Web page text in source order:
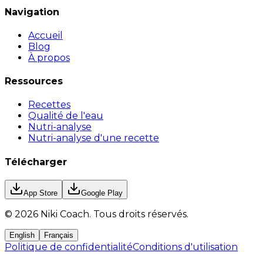
Navigation
Accueil
Blog
À propos
Ressources
Recettes
Qualité de l'eau
Nutri-analyse
Nutri-analyse d'une recette
Télécharger
App Store Google Play
© 2026 Niki Coach. Tous droits réservés.
English Français
Politique de confidentialitéConditions d'utilisation